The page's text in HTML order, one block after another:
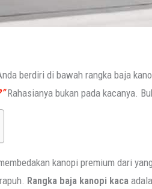
berdiri di bawah rangka baja
Rahasianya bukan pada kacanya.
kanopi premium dari
Rangka baja kanopi kaca